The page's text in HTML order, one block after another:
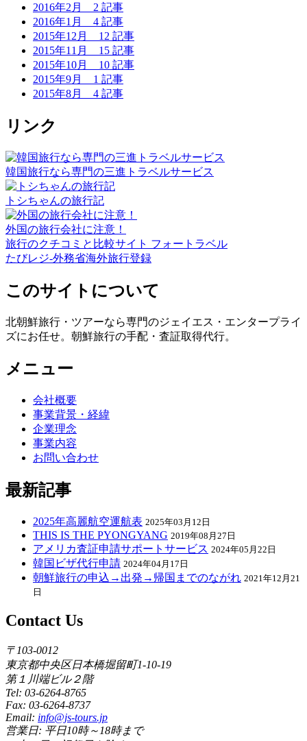
2016年2月 2 記事
2016年1月 4 記事
2015年12月 12 記事
2015年11月 15 記事
2015年10月 10 記事
2015年9月 1 記事
2015年8月 4 記事
リンク
韓国旅行なら専門の三進トラベルサービス
トシちゃんの旅行記
外国の旅行会社に注意！
旅行のクチコミと比較サイト フォートラベル
たびレジ-外務省海外旅行登録
このサイトについて
北朝鮮旅行・ツアーなら専門のジェイエス・エンタープライ
ズにお任せ。朝鮮旅行の手配・査証取得代行。
メニュー
会社概要
事業背景・経緯
企業理念
事業内容
お問い合わせ
最新記事
2025年高麗航空運航表 2025年03月12日
THIS IS THE PYONGYANG 2019年08月27日
アメリカ査証申請サポートサービス 2024年05月22日
韓国ビザ代行申請 2024年04月17日
朝鮮旅行の申込→出発→帰国までのながれ 2021年12月21
日
Contact Us
〒103-0012
東京都中央区日本橋堀留町1-10-19
第１川端ビル２階
Tel: 03-6264-8765
Fax: 03-6264-8737
Email: info@js-tours.jp
営業日: 平日10時～18時まで